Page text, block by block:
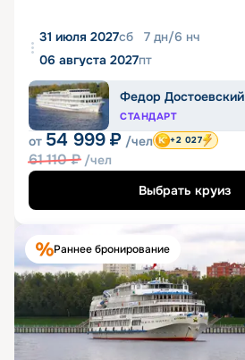
31 июля 2027сб 7 дн/6 нч
06 августа 2027пт
Федор Достоевский
СТАНДАРТ
от 54 999 ₽ /чел
61 110₽ /чел
+2 027
Выбрать круиз
Раннее бронирование